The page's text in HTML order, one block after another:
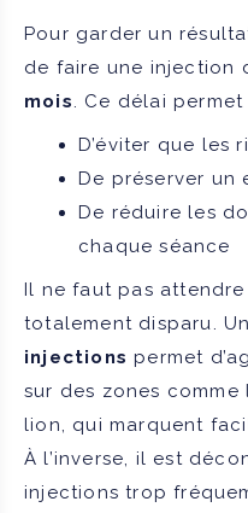
Pour garder un
de faire une injection
mois
. Ce délai permet
D’éviter que les
De préserver un
De réduire les
chaque séance
Il ne faut pas
totalement disparu. Un
injections permet
sur des zones
lion, qui marquent
À l’inverse, il est
injections trop